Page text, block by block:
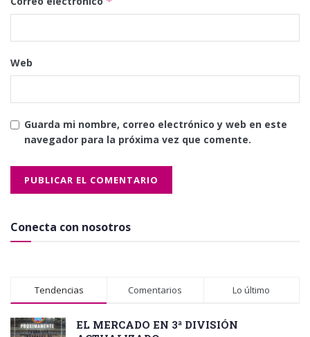
Web
Guarda mi nombre, correo electrónico y web en este
navegador para la próxima vez que comente.
Conecta con nosotros
Tendencias Comentarios Lo último
EL MERCADO EN 3ª DIVISIÓN